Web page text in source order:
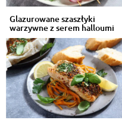
Glazurowane szaszłyki
warzywne z serem halloumi